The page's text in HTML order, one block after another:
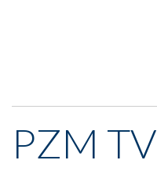
PZM TV